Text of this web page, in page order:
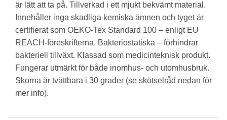
är lätt att ta på. Tillverkad i ett mjukt bekvämt material.
Innehåller inga skadliga kemiska ämnen och tyget är
certifierat som OEKO-Tex Standard 100 – enligt EU
REACH-föreskrifterna. Bakteriostatiska – förhindrar
bakteriell tillväxt. Klassad som medicinteknisk produkt.
Fungerar utmärkt för både inomhus- och utomhusbruk.
Skorna är tvättbara i 30 grader (se skötselråd nedan för
mer info).